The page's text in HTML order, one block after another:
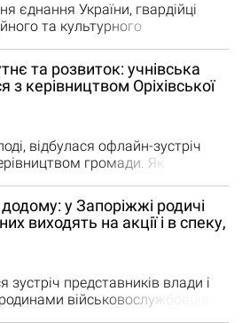
єднання України, гвардійці
та культурного
зустрілися з учнями 8-9-х
«Основа». Провели лекції та
Витоки Національної
у…
та розвиток: учнівська
з керівництвом Оріхівської
відбулася офлайн-зустріч
громади. Як
стала ще одним кроком до
спілкування та взаємодії. "У
атмосфері, за солодощами та
міської військової
у Запоріжжі родичі
виходять на акції і в спеку,
зустріч представників влади і
військовослужбовців